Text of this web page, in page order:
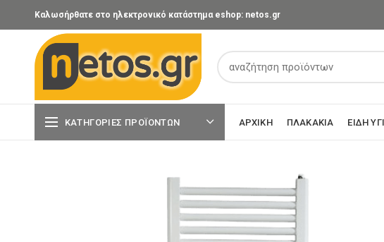
Καλωσήρθατε στο ηλεκτρονικό κατάστημα eshop: netos.gr
ΚΑΤΗΓΟΡΊΕΣ ΠΡΟΪΌΝΤΩΝ ΑΡΧΙΚΉ ΠΛΑΚΆΚΙΑ ΕΊΔΗ